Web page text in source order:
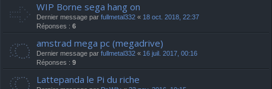
WIP Borne sega hang on
Dernier message par fullmetal332 « 18 oct. 2018, 22:37
Réponses : 6
amstrad mega pc (megadrive)
Dernier message par fullmetal332 « 16 juil. 2017, 00:16
Réponses : 9
Lattepanda le Pi du riche